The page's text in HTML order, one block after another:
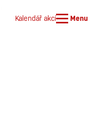
Kalendář akcí Menu